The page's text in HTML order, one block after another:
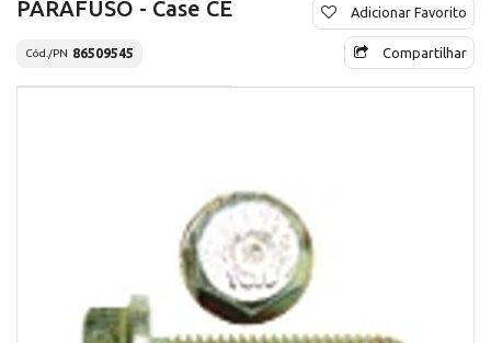
PARAFUSO - Case CE
Cód./PN 86509545
Adicionar Favorito
Compartilhar